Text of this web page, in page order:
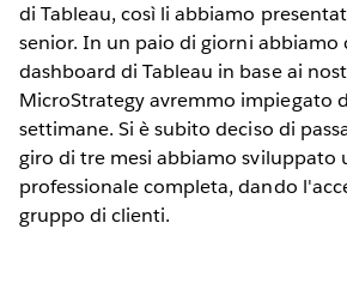
di Tableau, così li abbiamo
senior. In un paio di giorni abbiamo
dashboard di Tableau in base ai
MicroStrategy avremmo impiegato
settimane. Si è subito deciso di
giro di tre mesi abbiamo sviluppato
professionale completa, dando
gruppo di clienti.